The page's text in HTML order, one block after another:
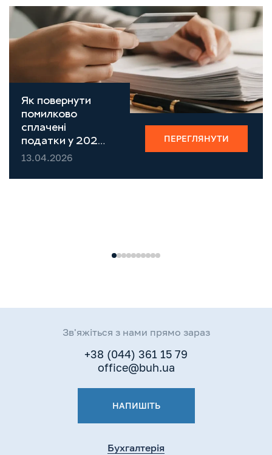
Як повернути
помилково
сплачені
податки у 2026
році: покрокова
13.04.2026
ПЕРЕГЛЯНУТИ
Бухгалтерія
Зв'яжіться з нами прямо зараз
+38 (044) 361 15 79
office@buh.ua
НАПИШІТЬ